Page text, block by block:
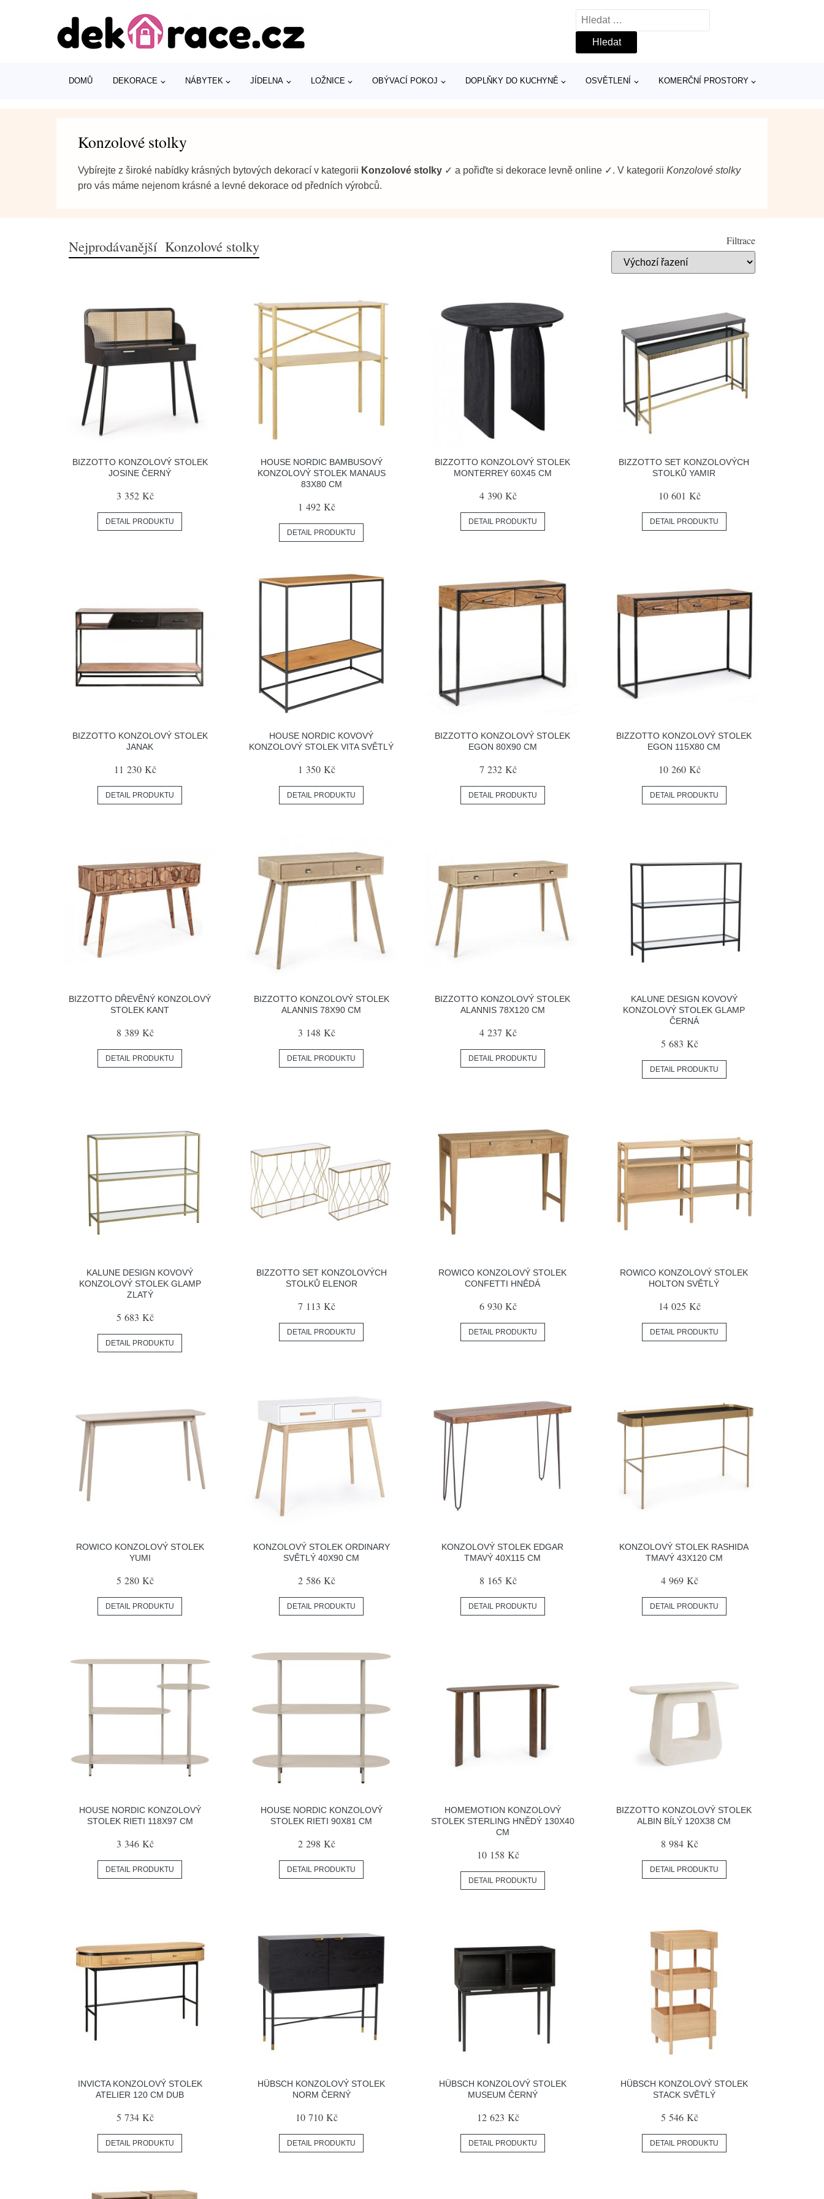
Vyhledávání
DOMŮ DEKORACE NÁBYTEK JÍDELNA LOŽNICE OBÝVACÍ POKOJ DOPLŇKY DO KUCHYNĚ OSVĚTLENÍ KOMERČNÍ PROSTORY
Konzolové stolky
Vybírejte z široké nabídky krásných bytových dekorací v kategorii Konzolové stolky ✓ a pořiďte si dekorace levně online ✓. V kategorii Konzolové stolky
pro vás máme nejenom krásné a levné dekorace od předních výrobců.
Nejprodávanější Konzolové stolky Filtrace
BIZZOTTO KONZOLOVÝ STOLEK
JOSINE ČERNÝ
3 352 Kč
DETAIL PRODUKTU
HOUSE NORDIC BAMBUSOVÝ
KONZOLOVÝ STOLEK MANAUS
83X80 CM
1 492 Kč
DETAIL PRODUKTU
BIZZOTTO KONZOLOVÝ STOLEK
MONTERREY 60X45 CM
4 390 Kč
DETAIL PRODUKTU
BIZZOTTO SET KONZOLOVÝCH
STOLKŮ YAMIR
10 601 Kč
DETAIL PRODUKTU
BIZZOTTO KONZOLOVÝ STOLEK
JANAK
11 230 Kč
DETAIL PRODUKTU
HOUSE NORDIC KOVOVÝ
KONZOLOVÝ STOLEK VITA SVĚTLÝ
1 350 Kč
DETAIL PRODUKTU
BIZZOTTO KONZOLOVÝ STOLEK
EGON 80X90 CM
7 232 Kč
DETAIL PRODUKTU
BIZZOTTO KONZOLOVÝ STOLEK
EGON 115X80 CM
10 260 Kč
DETAIL PRODUKTU
BIZZOTTO DŘEVĚNÝ KONZOLOVÝ
STOLEK KANT
8 389 Kč
DETAIL PRODUKTU
BIZZOTTO KONZOLOVÝ STOLEK
ALANNIS 78X90 CM
3 148 Kč
DETAIL PRODUKTU
BIZZOTTO KONZOLOVÝ STOLEK
ALANNIS 78X120 CM
4 237 Kč
DETAIL PRODUKTU
KALUNE DESIGN KOVOVÝ
KONZOLOVÝ STOLEK GLAMP
ČERNÁ
5 683 Kč
DETAIL PRODUKTU
KALUNE DESIGN KOVOVÝ
KONZOLOVÝ STOLEK GLAMP
ZLATÝ
5 683 Kč
DETAIL PRODUKTU
BIZZOTTO SET KONZOLOVÝCH
STOLKŮ ELENOR
7 113 Kč
DETAIL PRODUKTU
ROWICO KONZOLOVÝ STOLEK
CONFETTI HNĚDÁ
6 930 Kč
DETAIL PRODUKTU
ROWICO KONZOLOVÝ STOLEK
HOLTON SVĚTLÝ
14 025 Kč
DETAIL PRODUKTU
ROWICO KONZOLOVÝ STOLEK
YUMI
5 280 Kč
DETAIL PRODUKTU
KONZOLOVÝ STOLEK ORDINARY
SVĚTLÝ 40X90 CM
2 586 Kč
DETAIL PRODUKTU
KONZOLOVÝ STOLEK EDGAR
TMAVÝ 40X115 CM
8 165 Kč
DETAIL PRODUKTU
KONZOLOVÝ STOLEK RASHIDA
TMAVÝ 43X120 CM
4 969 Kč
DETAIL PRODUKTU
HOUSE NORDIC KONZOLOVÝ
STOLEK RIETI 118X97 CM
3 346 Kč
DETAIL PRODUKTU
HOUSE NORDIC KONZOLOVÝ
STOLEK RIETI 90X81 CM
2 298 Kč
DETAIL PRODUKTU
HOMEMOTION KONZOLOVÝ
STOLEK STERLING HNĚDÝ 130X40
CM
10 158 Kč
DETAIL PRODUKTU
BIZZOTTO KONZOLOVÝ STOLEK
ALBIN BÍLÝ 120X38 CM
8 984 Kč
DETAIL PRODUKTU
INVICTA KONZOLOVÝ STOLEK
ATELIER 120 CM DUB
5 734 Kč
DETAIL PRODUKTU
HÜBSCH KONZOLOVÝ STOLEK
NORM ČERNÝ
10 710 Kč
DETAIL PRODUKTU
HÜBSCH KONZOLOVÝ STOLEK
MUSEUM ČERNÝ
12 623 Kč
DETAIL PRODUKTU
HÜBSCH KONZOLOVÝ STOLEK
STACK SVĚTLÝ
5 546 Kč
DETAIL PRODUKTU